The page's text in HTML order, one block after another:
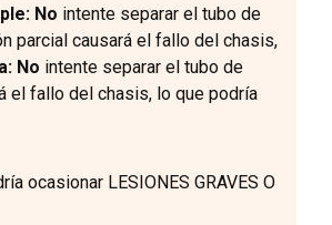
No intente separar el tubo de
parcial causará el fallo del chasis,
No intente separar el tubo de
el fallo del chasis, lo que podría
ocasionar LESIONES GRAVES O